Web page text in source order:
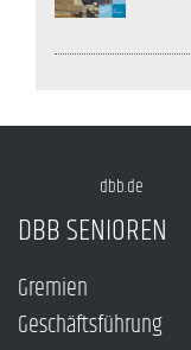
dbb.de
DBB SENIOREN
Gremien
Geschäftsführung